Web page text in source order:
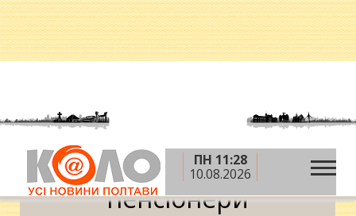
ПН 11:28
10.08.2026
Головна » пенсіонери
пенсіонери